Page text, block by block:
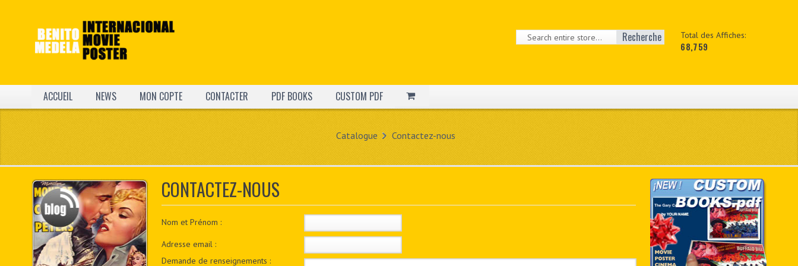
Total des Affiches:
68,759
Recherche
ACCUEIL NEWS MON COPTE CONTACTER PDF BOOKS CUSTOM PDF
Catalogue Contactez-nous
CONTACTEZ-NOUS
Nom et Prénom :
Adresse email :
Demande de renseignements :